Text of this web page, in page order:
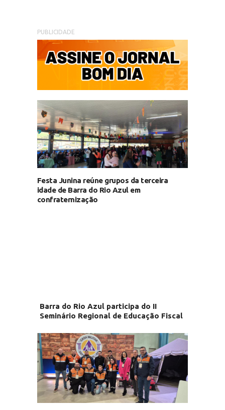
PUBLICIDADE
Festa Junina reúne grupos da terceira
idade de Barra do Rio Azul em
confraternização
Barra do Rio Azul participa do II
Seminário Regional de Educação Fiscal